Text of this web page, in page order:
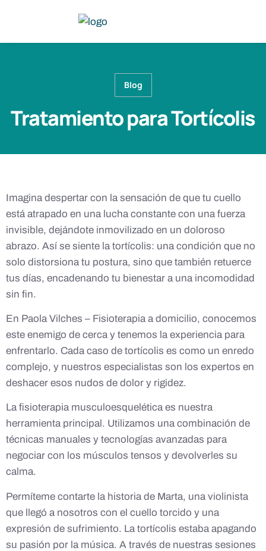
Blog
Tratamiento para Tortícolis
Imagina despertar con la sensación de que tu cuello
está atrapado en una lucha constante con una fuerza
invisible, dejándote inmovilizado en un doloroso
abrazo. Así se siente la tortícolis: una condición que no
solo distorsiona tu postura, sino que también retuerce
tus días, encadenando tu bienestar a una incomodidad
sin fin.
En Paola Vilches – Fisioterapia a domicilio, conocemos
este enemigo de cerca y tenemos la experiencia para
enfrentarlo. Cada caso de tortícolis es como un enredo
complejo, y nuestros especialistas son los expertos en
deshacer esos nudos de dolor y rigidez.
La fisioterapia musculoesquelética es nuestra
herramienta principal. Utilizamos una combinación de
técnicas manuales y tecnologías avanzadas para
negociar con los músculos tensos y devolverles su
calma.
Permíteme contarte la historia de Marta, una violinista
que llegó a nosotros con el cuello torcido y una
expresión de sufrimiento. La tortícolis estaba apagando
su pasión por la música. A través de nuestras sesiones